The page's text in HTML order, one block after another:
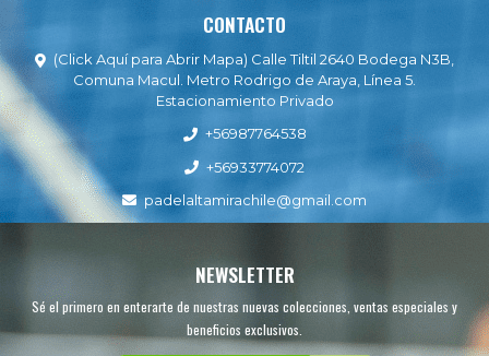
CONTACTO
(Click Aquí para Abrir Mapa) Calle Tiltil 2640 Bodega N3B,
Comuna Macul. Metro Rodrigo de Araya, Línea 5.
Estacionamiento Privado
+56987764538
+56933774072
padelaltamirachile@gmail.com
NEWSLETTER
Sé el primero en enterarte de nuestras nuevas colecciones, ventas especiales y
beneficios exclusivos.